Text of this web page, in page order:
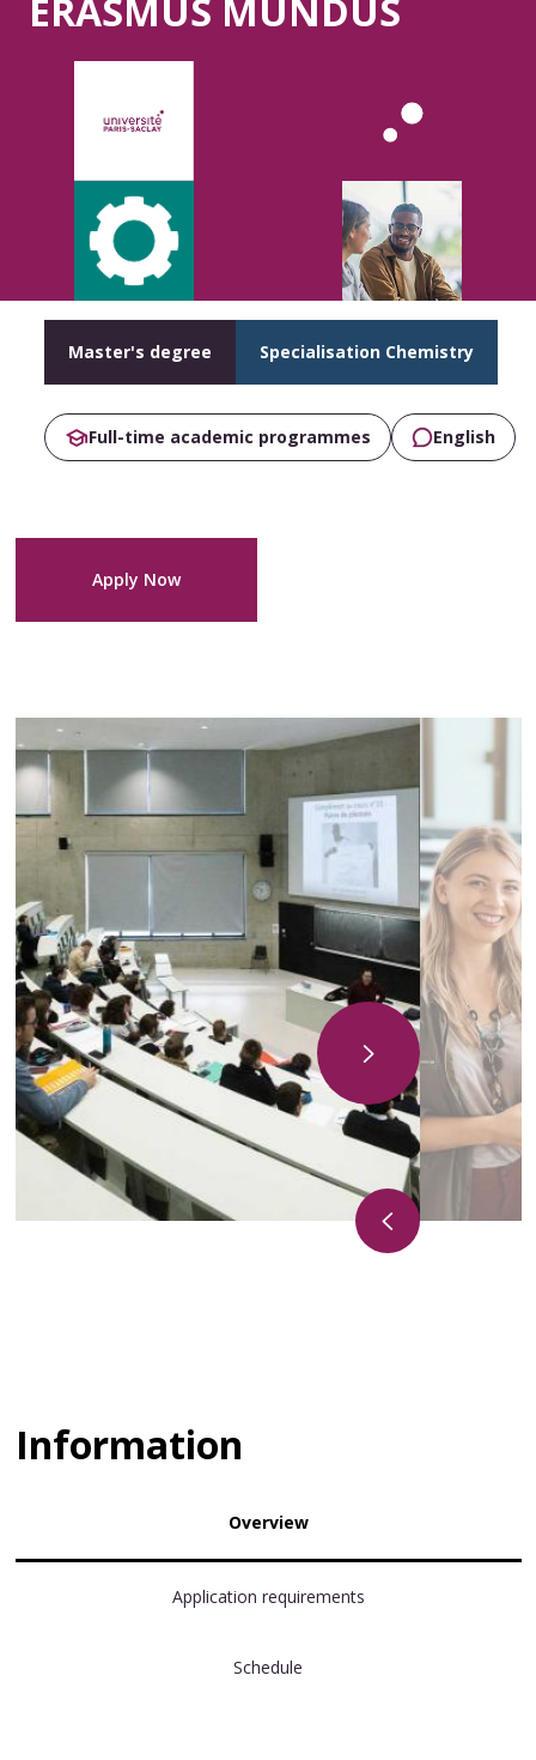
ERASMUS MUNDUS
Master's degree Specialisation Chemistry
Full-time academic programmes English
Apply Now
Information
Overview
Application requirements
Schedule